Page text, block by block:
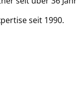
seit 1990.